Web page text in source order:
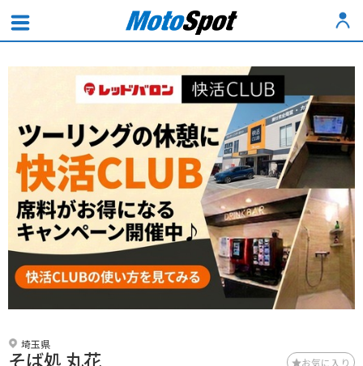
埼玉県
そば処 丸花 お気に入り